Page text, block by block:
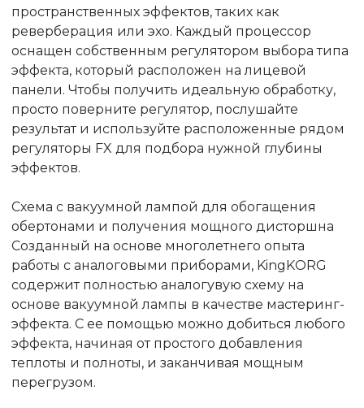
пространственных эффектов, таких как
реверберация или эхо. Каждый процессор
оснащен собственным регулятором выбора типа
эффекта, который расположен на лицевой
панели. Чтобы получить идеальную обработку,
просто поверните регулятор, послушайте
результат и используйте расположенные рядом
регуляторы FX для подбора нужной глубины
эффектов.
Схема с вакуумной лампой для обогащения
обертонами и получения мощного дисторшна
Созданный на основе многолетнего опыта
работы с аналоговыми приборами, KingKORG
содержит полностью аналогувую схему на
основе вакуумной лампы в качестве мастеринг-
эффекта. С ее помощью можно добиться любого
эффекта, начиная от простого добавления
теплоты и полноты, и заканчивая мощным
перегрузом.